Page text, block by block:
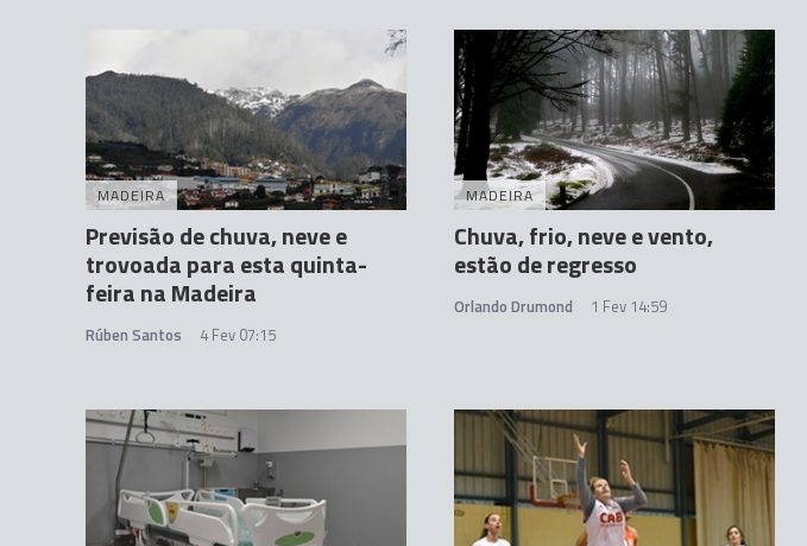
MADEIRA
Previsão de chuva, neve e
trovoada para esta quinta-
feira na Madeira
Rúben Santos 4 Fev 07:15
MADEIRA
Chuva, frio, neve e vento,
estão de regresso
Orlando Drumond 1 Fev 14:59